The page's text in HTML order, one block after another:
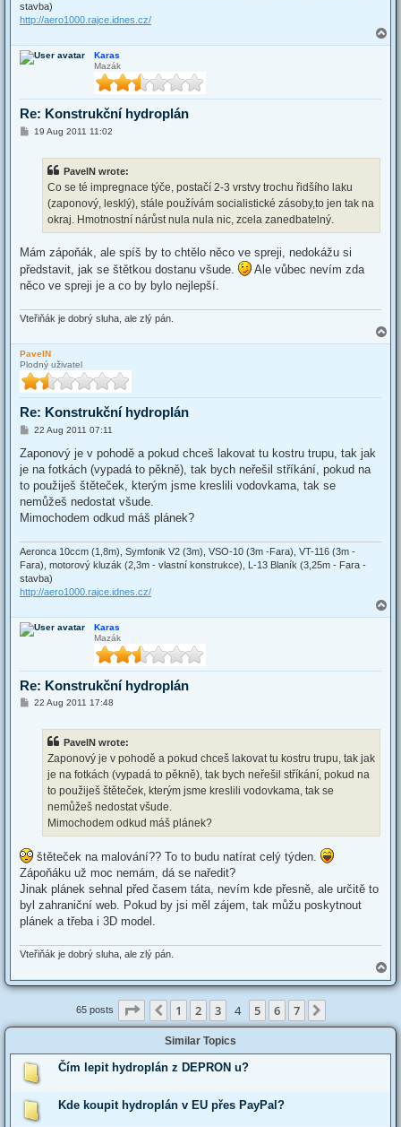
stavba)
http://aero1000.rajce.idnes.cz/
o
Karas
Mazák
Re: Konstrukční hydroplán
P19 Aug 2011 11:02
PavelN wrote:
Co se té impregnace týče, postačí 2-3 vrstvy trochu řidšího laku
(zaponový, lesklý), stále používám socialistické zásoby,to jen tak na
okraj. Hmotnostní nárůst nula nula nic, zcela zanedbatelný.
Mám zápoňák, ale spíš by to chtělo něco ve spreji, nedokážu si
představit, jak se štětkou dostanu všude.
Ale vůbec nevím zda
něco ve spreji je a co by bylo nejlepší.
Vteřiňák je dobrý sluha, ale zlý pán.
o
PavelN
Plodný uživatel
Re: Konstrukční hydroplán
P
s
22 Aug 2011 07:11
Zaponový je v pohodě a pokud chceš lakovat tu kostru trupu, tak jak
je na fotkách (vypadá to pěkně), tak bych neřešil stříkání, pokud na
to použiješ štěteček, kterým jsme kreslili vodovkama, tak se
nemůžeš nedostat všude.
Mimochodem odkud máš plánek?
Aeronca 10ccm (1,8m), Symfonik V2 (3m), VSO-10 (3m -Fara), VT-116 (3m -
Fara), motorový kluzák (2,3m - vlastní konstrukce), L-13 Blaník (3,25m - Fara -
stavba)
http://aero1000.rajce.idnes.cz/
o
Karas
Mazák
Re: Konstrukční hydroplán
P22 Aug 2011 17:48
PavelN wrote:
Zaponový je v pohodě a pokud chceš lakovat tu kostru trupu, tak jak
je na fotkách (vypadá to pěkně), tak bych neřešil stříkání, pokud na
to použiješ štěteček, kterým jsme kreslili vodovkama, tak se
nemůžeš nedostat všude.
Mimochodem odkud máš plánek?
štěteček na malování?? To to budu natírat celý týden.
Zápoňáku už moc nemám, dá se naředit?
Jinak plánek sehnal před časem táta, nevím kde přesně, ale určitě to
byl zahraniční web. Pokud by jsi měl zájem, tak můžu poskytnout
plánek a třeba i 3D model.
Vteřiňák je dobrý sluha, ale zlý pán.
o
p
65 posts Page of 7
Previous
1 2 3 4 5 6 7
Similar Topics
Čím lepit hydroplán z DEPRON u?
Kde koupit hydroplán v EU přes PayPal?